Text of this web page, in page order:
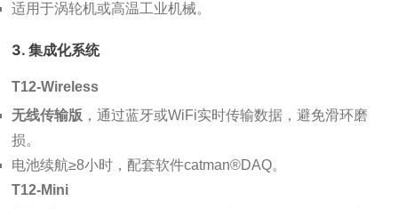
适用于涡轮机或高温工业机械。
3. 集成化系统
T12-Wireless
无线传输版 ，通过蓝牙或WiFi实时传输数据，避免滑环磨
损。
电池续航≥8小时，配套软件catman®DAQ。
T12-Mini